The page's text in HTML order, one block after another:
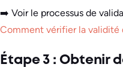
➡️ Voir le processus de
Comment vérifier la validité
Étape 3 : Obtenir